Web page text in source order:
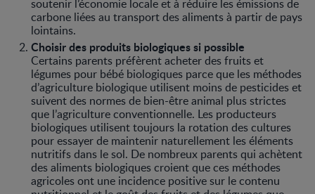
soutenir l’économie locale et à réduire les émissions de
carbone liées au transport des aliments à partir de pays
lointains.
Choisir des produits biologiques si possible
Certains parents préfèrent acheter des fruits et
légumes pour bébé biologiques parce que les méthodes
d’agriculture biologique utilisent moins de pesticides et
suivent des normes de bien-être animal plus strictes
que l’agriculture conventionnelle. Les producteurs
biologiques utilisent toujours la rotation des cultures
pour essayer de maintenir naturellement les éléments
nutritifs dans le sol. De nombreux parents qui achètent
des aliments biologiques croient que ces méthodes
agricoles ont une incidence positive sur le contenu